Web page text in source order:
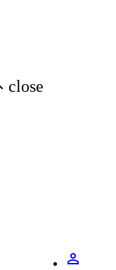
close
perm_identity